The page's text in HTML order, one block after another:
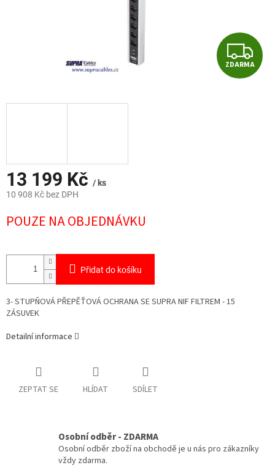
Z
D
ZDARMA
13 199 Kč / ks
10 908 Kč bez DPH
cena:
POUZE NA OBJEDNÁVKU
Přidat do košíku
3- STUPŇOVÁ PŘEPĚŤOVÁ OCHRANA SE SUPRA NIF FILTREM - 15
ZÁSUVEK
Detailní informace
ZEPTAT SE HLÍDAT SDÍLET
Osobní odběr - ZDARMA
Osobní odběr zboží na obchodě je u nás pro zákazníky
vždy zdarma.